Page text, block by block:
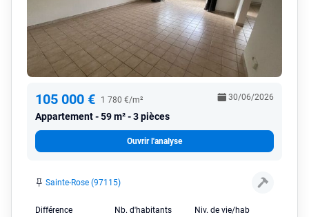
105 000 € 1 780 €/m²
Appartement 59 m² - 3 pièces
30/06/2026
Ouvrir l'analyse
Sainte-Rose (97115)
Différence
Nb. d'habitants
Niv. de vie/hab